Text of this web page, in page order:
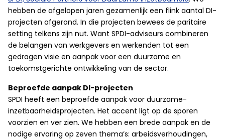
hebben de afgelopen jaren gezamenlijk een flink aantal DI-
projecten afgerond. In die projecten bewees de paritaire
setting telkens zijn nut. Want SPDI-adviseurs combineren
de belangen van werkgevers en werkenden tot een
gedragen visie en aanpak voor een duurzame en
toekomstgerichte ontwikkeling van de sector.
Beproefde aanpak DI-projecten
SPDI heeft een beproefde aanpak voor duurzame-
inzetbaarheidsprojecten. Het accent ligt op de sporen
voorzien en ver zien. We hebben een brede aanpak en de
nodige ervaring op zeven thema’s: arbeidsverhoudingen,